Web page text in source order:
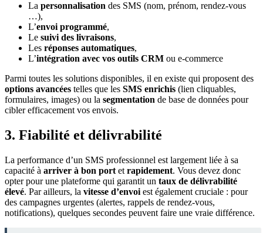
La personnalisation des SMS (nom, prénom, rendez-vous
…),
L’envoi programmé,
Le suivi des livraisons,
Les réponses automatiques,
L’intégration avec vos outils CRM ou e-commerce
Parmi toutes les solutions disponibles, il en existe qui proposent des
options avancées telles que les SMS enrichis (lien cliquables,
formulaires, images) ou la segmentation de base de données pour
cibler efficacement vos envois.
3. Fiabilité et délivrabilité
La performance d’un SMS professionnel est largement liée à sa
capacité à arriver à bon port et rapidement. Vous devez donc
opter pour une plateforme qui garantit un taux de délivrabilité
élevé. Par ailleurs, la vitesse d’envoi est également cruciale : pour
des campagnes urgentes (alertes, rappels de rendez-vous,
notifications), quelques secondes peuvent faire une vraie différence.